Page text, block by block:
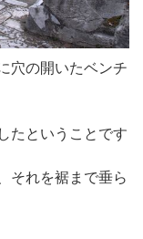
穴の開いたベンチ
たということです
それを裾まで垂ら